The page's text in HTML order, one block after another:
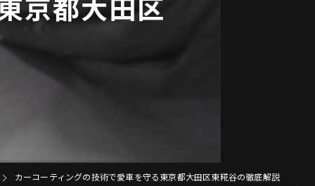
BMW
京都大田区
カーコーティングの技術で愛車を守る東京都大田区東糀谷の徹底解説